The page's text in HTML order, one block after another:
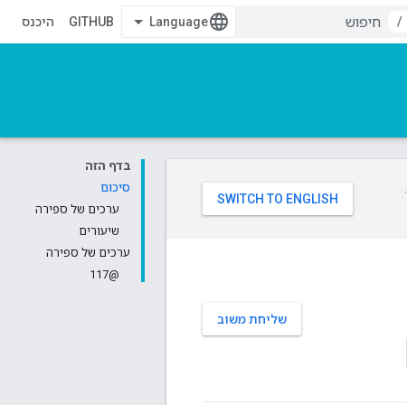
/
GITHUB היכנס
בדף הזה
סיכום
ערכים של ספירה
שיעורים
ערכים של ספירה
@117
שליחת משוב